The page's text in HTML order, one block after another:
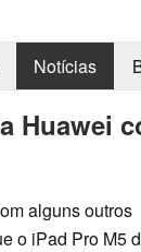
Notícias
Huawei
alguns outros
o iPad Pro M5